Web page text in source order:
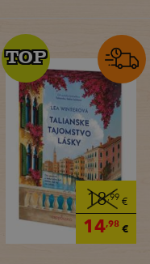
18,99 €
14,98€
TOP
TOP